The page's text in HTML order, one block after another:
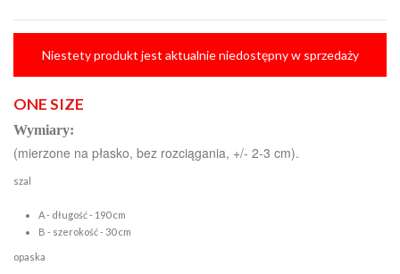
Niestety produkt jest aktualnie niedostępny w sprzedaży
ONE SIZE
Wymiary:
(mierzone na płasko, bez rozciągania, +/- 2-3 cm).
szal
A - długość - 190 cm
B - szerokość - 30 cm
opaska